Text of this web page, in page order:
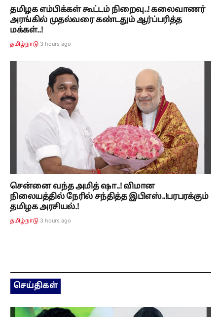
தமிழக எம்பிக்கள் கூட்டம் நிறைவு..! கலைவாணர்
அரங்கில் முதல்வரை கண்டதும் ஆர்ப்பரித்த
மக்கள்..!
தமிழ்நாடு 3 hours ago
சென்னை வந்த அமித் ஷா..! விமான
நிலையத்தில் நேரில் சந்தித்த இபிஎஸ்..!பரபரக்கும்
தமிழக அரசியல்.!
தமிழ்நாடு 3 hours ago
செய்திகள்